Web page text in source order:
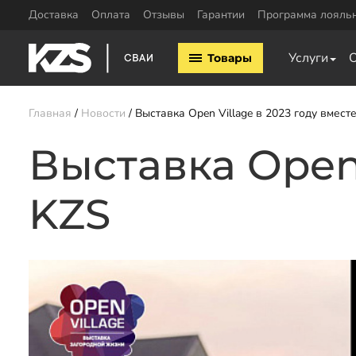
Доставка Оплата Отзывы Гарантии Программа
Товары Услуги
Винтовые сваи 57мм
Винтовые сваи 108мм
Винтовые сваи 159мм
Винтовые сваи 219мм
Винтовые сваи 325мм
Сваи шурупы
ЖБ сваи 150х150
Обвязка свай
свай
Пластины для
Калькулятор ЖБ свай
Главная Новости Выставка Open Village в 2023 году
Выставка
KZS